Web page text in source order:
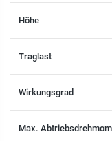
Höhe
Traglast
Wirkungsgrad
Max.